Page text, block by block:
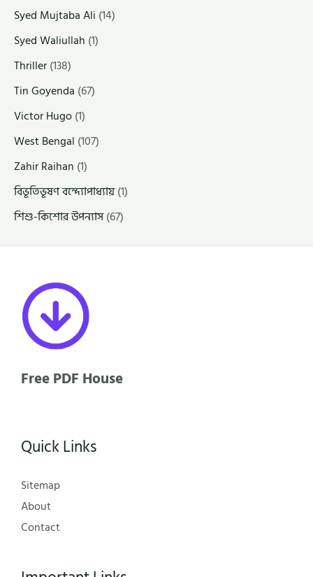
Syed Mujtaba Ali (14)
Syed Waliullah (1)
Thriller(138)
Tin Goyenda (67)
Victor Hugo(1)
West Bengal (107)
Zahir Raihan (1)
বিভূতিভূষণ বন্দ্যোপাধ্যায়(1)
শিশু-কিশোর উপন্যাস(67)
Free PDF House
Quick Links
Sitemap
About
Contact